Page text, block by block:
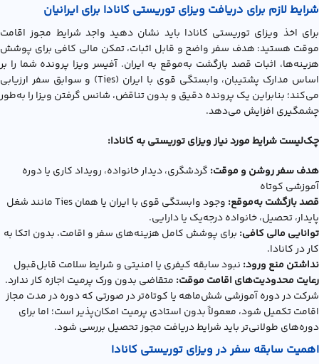
شرایط لازم برای دریافت ویزای توریستی کانادا برای ایرانیان
برای اخذ ویزای توریستی کانادا باید نشان دهید واجد شرایط مجوز اقامت
موقت هستید: هدف سفر واضح و قابل اثبات، تمکن مالی کافی برای پوشش
هزینه‌ها، اثبات قصد بازگشت به‌موقع به ایران. آفیسر ویزا پرونده شما را بر
اساس مدارک پشتیبان، وابستگی قوی با ایران (Ties) و سوابق سفر ارزیابی
می‌کند؛ بنابراین یک پرونده دقیق و بدون تناقض، شانس گرفتن ویزا را به‌طور
چشمگیری افزایش می‌دهد.
چک‌لیست شرایط مورد نیاز ویزای توریستی به کانادا:
هدف سفر روشن و موقت: گردشگری، دیدار خانواده، رویداد کاری یا دوره
آموزشی کوتاه
قصد بازگشت به‌موقع:
وجود وابستگی قوی با ایران یا همان Ties مانند شغل
پایدار، تحصیل، خانواده درجه‌یک یا دارایی.
توانایی مالی کافی: برای پوشش کامل هزینه‌های سفر و اقامت، بدون اتکا به
کار در کانادا.
نداشتن منع ورود: نبود سابقه کیفری یا امنیتی و شرایط سلامت قابل‌قبول
رعایت محدودیت‌های اقامت موقت: متقاضی بدون ورک پرمیت اجازه کار ندارد.
شرکت در دوره آموزشی شش‌ماهه یا کوتاه‌تر در صورتی که دوره در مدت مجاز
اقامت تکمیل شود، معمولاً بدون استادی پرمیت امکان‌پذیر است؛ اما برای
دوره‌های طولانی‌تر باید شرایط دریافت مجوز تحصیل بررسی شود.
اهمیت سابقه سفر در ویزای توریستی کانادا